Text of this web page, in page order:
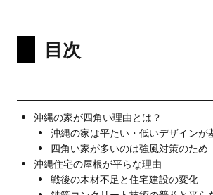
目次
沖縄の家が四角い理由とは？
沖縄の家は平たい・低いデザインが
四角い家が多いのは強風対策のため
沖縄住宅の屋根が平らな理由
戦後の木材不足と住宅建設の変化